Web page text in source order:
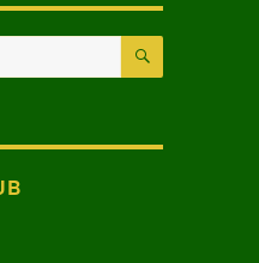
KERESÉS